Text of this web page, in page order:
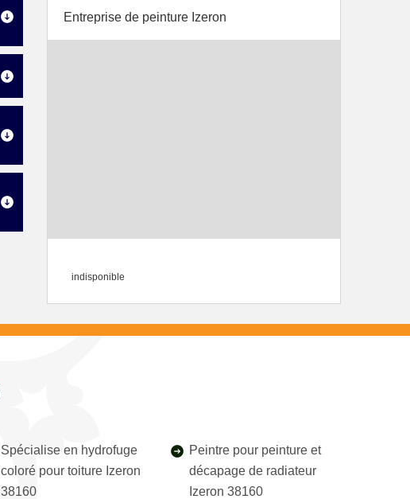
Entreprise de peinture Izeron
indisponible
Spécialise en hydrofuge
coloré pour toiture Izeron
38160
Peintre pour peinture et
décapage de radiateur
Izeron 38160